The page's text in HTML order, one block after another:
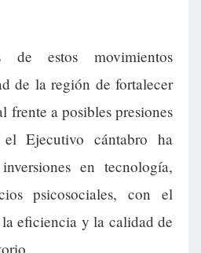
de estos movimientos
de la región de fortalecer
frente a posibles presiones
el Ejecutivo cántabro ha
en tecnología,
psicosociales, con el
eficiencia y la calidad de